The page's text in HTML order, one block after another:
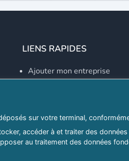
LIENS RAPIDES
Ajouter mon entreprise
Explorer par secteurs
Explorer par willayas
Le Guide D'Alger, guide-
sur votre terminal,
accéder à et traiter des
au traitement des données